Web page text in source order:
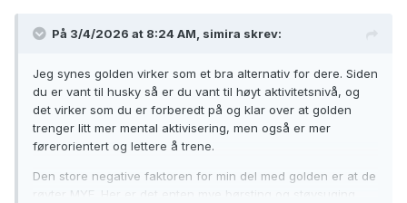
På 3/4/2026 at 8:24 AM, simira skrev:
Jeg synes golden virker som et bra alternativ for dere. Siden
du er vant til husky så er du vant til høyt aktivitetsnivå, og
det virker som du er forberedt på og klar over at golden
trenger litt mer mental aktivisering, men også er mer
førerorientert og lettere å trene.
Den store negative faktoren for min del med golden er at de
røyter MYE. Her er det enten mye børsting og støvsuging